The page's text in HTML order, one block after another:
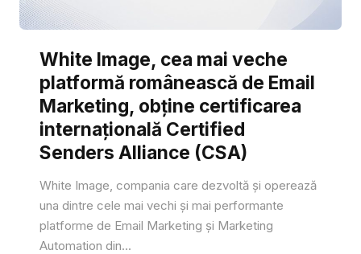
White Image, cea mai veche
platformă românească de Email
Marketing, obține certificarea
internațională Certified
Senders Alliance (CSA)
White Image, compania care dezvoltă și operează
una dintre cele mai vechi și mai performante
platforme de Email Marketing și Marketing
Automation din...